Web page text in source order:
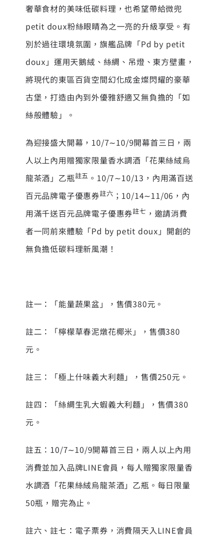
奢華食材的美味低碳料理，也希望帶給微兜
petit doux粉絲眼睛為之一亮的升級享受。有
別於過往環境氛圍，旗艦品牌「Pd by petit
doux」運用天鵝絨、絲綢、吊燈、東方壁畫，
將現代的東區百貨空間幻化成金燦閃耀的豪華
古堡，打造由內到外優雅舒適又無負擔的「如
絲般體驗」。
為迎接盛大開幕，10/7∼10/9開幕首三日，兩
人以上內用贈獨家限量香水調酒「花果絲絨烏
龍茶酒」乙瓶註五 。10/7∼10/13，內用滿百送
百元品牌電子優惠券註六 ；10/14∼11/06，內
用滿千送百元品牌電子優惠券註七 ，邀請消費
者一同前來體驗「Pd by petit doux」開創的
無負擔低碳料理新風潮！
註一：「能量蔬果盆」，售價380元。
註二：「檸檬草春泥燉花椰米」，售價380
元。
註三：「極上什味義大利麵」，售價250元。
註四：「絲綢生乳大蝦義大利麵」，售價380
元。
註五：10/7∼10/9開幕首三日，兩人以上內用
消費並加入品牌LINE會員，每人贈獨家限量香
水調酒「花果絲絨烏龍茶酒」乙瓶。每日限量
50瓶，贈完為止。
註六、註七：電子票券，消費隔天入LINE會員